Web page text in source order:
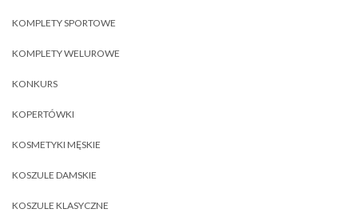
KOMPLETY SPORTOWE
KOMPLETY WELUROWE
KONKURS
KOPERTÓWKI
KOSMETYKI MĘSKIE
KOSZULE DAMSKIE
KOSZULE KLASYCZNE